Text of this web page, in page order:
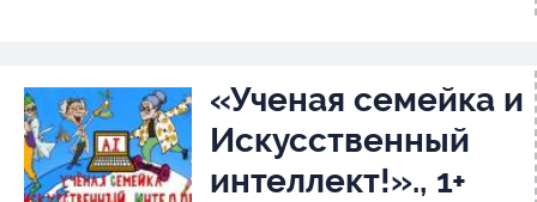
«Ученая семейка и
Искусственный
интеллект!»., 1+